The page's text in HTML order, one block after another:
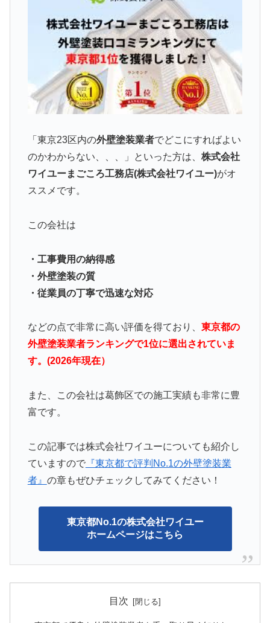
「東京23区内の外壁塗装業者でどこにすればよい
のかわからない、、、」といった方は、 株式会社
ワイユーまごころ工務店(株式会社ワイユー)がオ
ススメです。
この会社は
・工事費用の納得感
・外壁塗装の質
・従業員の丁寧で迅速な対応
などの点で非常に高い評価を得ており、 東京都の
外壁塗装業者ランキングで1位に選出されていま
す。(2026年現在）
また、この会社は葛飾区での施工実績も非常に豊
富です。
この記事では株式会社ワイユーについても紹介し
ていますので『東京都で評判No.1の外壁塗装業
者』 の章もぜひチェックしてみてください！
東京都No.1の株式会社ワイユー
ホームページはこちら
目次